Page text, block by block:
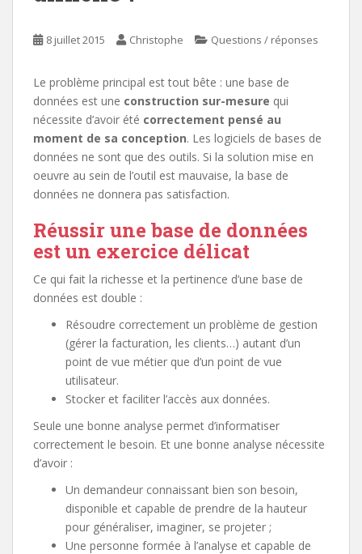
8 juillet 2015 Christophe Questions / réponses
Le problème principal est tout bête : une base de
données est une construction sur-mesure qui
nécessite d’avoir été correctement pensé au
moment de sa conception. Les logiciels de bases de
données ne sont que des outils. Si la solution mise en
oeuvre au sein de l’outil est mauvaise, la base de
données ne donnera pas satisfaction.
Réussir une base de données
est un exercice délicat
Ce qui fait la richesse et la pertinence d’une base de
données est double :
Résoudre correctement un problème de gestion
(gérer la facturation, les clients…) autant d’un
point de vue métier que d’un point de vue
utilisateur.
Stocker et faciliter l’accès aux données.
Seule une bonne analyse permet d’informatiser
correctement le besoin. Et une bonne analyse nécessite
d’avoir :
Un demandeur connaissant bien son besoin,
disponible et capable de prendre de la hauteur
pour généraliser, imaginer, se projeter ;
Une personne formée à l’analyse et capable de